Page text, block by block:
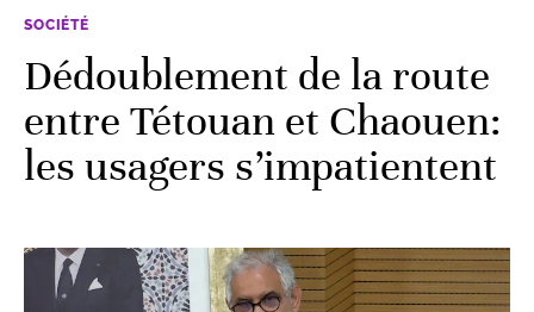
SOCIÉTÉ
Dédoublement de la route
entre Tétouan et Chaouen:
les usagers s’impatientent